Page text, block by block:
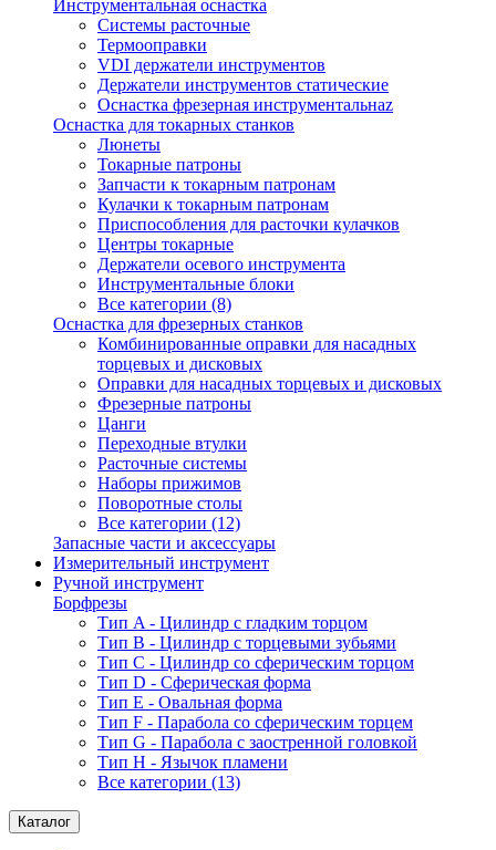
Инструментальная оснастка
Системы расточные
Термооправки
VDI держатели инструментов
Держатели инструментов статические
Оснастка фрезерная инструментальнаz
Оснастка для токарных станков
Люнеты
Токарные патроны
Запчасти к токарным патронам
Кулачки к токарным патронам
Приспособления для расточки кулачков
Центры токарные
Держатели осевого инструмента
Инструментальные блоки
Все категории (8)
Оснастка для фрезерных станков
Комбинированные оправки для насадных
торцевых и дисковых
Оправки для насадных торцевых и дисковых
Фрезерные патроны
Цанги
Переходные втулки
Расточные системы
Наборы прижимов
Поворотные столы
Все категории (12)
Запасные части и аксессуары
Измерительный инструмент
Ручной инструмент
Борфрезы
Тип A - Цилиндр с гладким торцом
Тип В - Цилиндр с торцевыми зубьями
Тип С - Цилиндр со сферическим торцом
Тип D - Сферическая форма
Тип Е - Овальная форма
Тип F - Парабола со сферическим торцем
Тип G - Парабола с заостренной головкой
Тип H - Язычок пламени
Все категории (13)
Каталог